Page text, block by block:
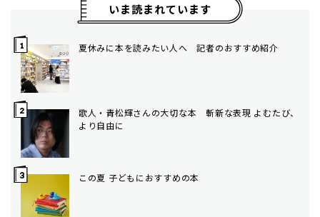
いま読まれています
夏休みに本を読みたい人へ 記者のおすすめ紹介
歌人・青松輝さんの大切な本 斬新な表現 よむたび、
より自由に
この夏 子どもにおすすめの本